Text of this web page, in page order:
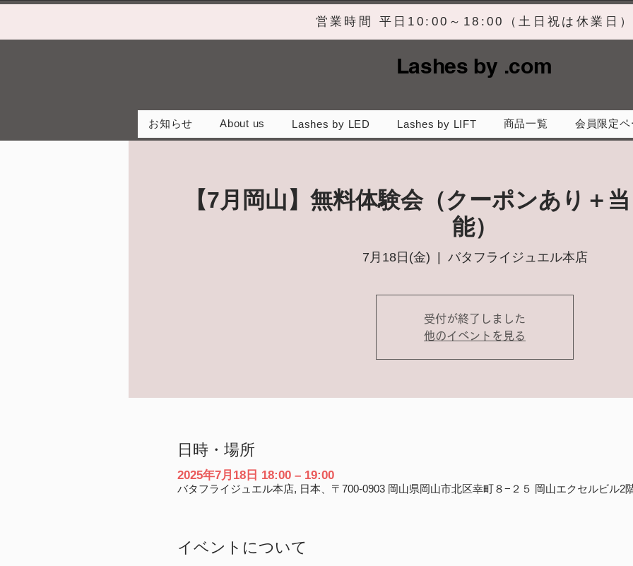
営業時間 平日10:00～18:00（土日祝は休業日
Lashes by .com
お知らせ About us Lashes by LED Lashes by LIFT 商品一覧 会員限定ペ
【7月岡山】無料体験会（クーポンあり＋
能）
7月18日(金)
  |
バタフライジュエル本店
受付が終了しました
他のイベントを見る
日時・場所
2025年7月18日 18:00 – 19:00
バタフライジュエル本店, 日本、〒700-0903 岡山県岡山市北区幸町８−２５ 岡山エクセルビル2
イベントについて